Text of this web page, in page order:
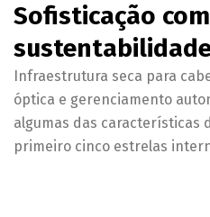
Sofisticação com
Infraestrutura seca para
óptica e gerenciamento
algumas das características
primeiro cinco estrelas